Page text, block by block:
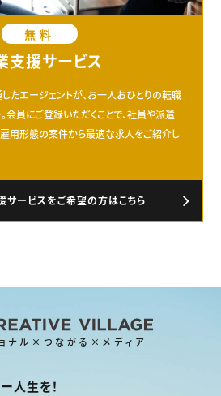
無料
支援サービス
たエージェントが、お一人おひとりの転職
会員にご登録いただくことで、社員や派遣
雇用形態の案件から最適な求人をご紹介し
サービスをご希望の方はこちら
ナル×つながる×メディア
人生を！